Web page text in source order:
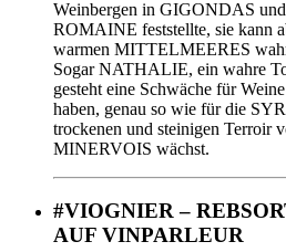
Weinbergen in GIGONDAS
ROMAINE feststellte, sie kann
warmen MITTELMEERES
Sogar NATHALIE, ein wahre
gesteht eine Schwäche für
haben, genau so wie für die
trockenen und steinigen Terroir
MINERVOIS wächst.
#VIOGNIER –
AUF VINPARLEUR